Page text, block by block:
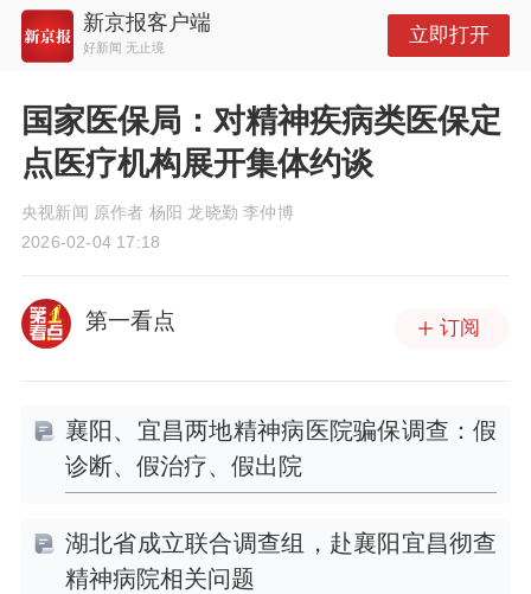
新京报客户端
好新闻 无止境
立即打开
国家医保局：对精神疾病类医保定
点医疗机构展开集体约谈
央视新闻 原作者 杨阳 龙晓勤 李仲博
2026-02-04 17:18
第一看点 订阅
襄阳、宜昌两地精神病医院骗保调查：假
诊断、假治疗、假出院
湖北省成立联合调查组，赴襄阳宜昌彻查
精神病院相关问题